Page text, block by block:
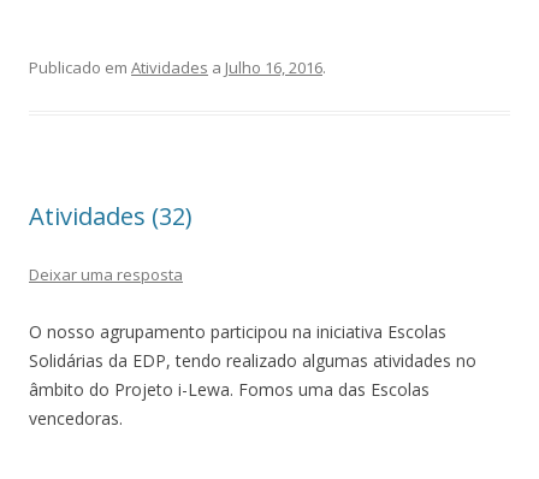
Publicado em Atividades a Julho 16, 2016.
Atividades (32)
Deixar uma resposta
O nosso agrupamento participou na iniciativa Escolas
Solidárias da EDP, tendo realizado algumas atividades no
âmbito do Projeto i-Lewa. Fomos uma das Escolas
vencedoras.